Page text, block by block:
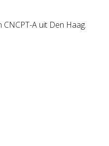
A uit Den Haag.